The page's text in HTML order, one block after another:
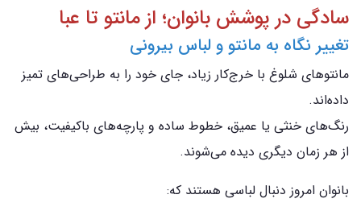
سادگی در پوشش بانوان؛ از مانتو تا عبا
تغییر نگاه به مانتو و لباس بیرونی
مانتوهای شلوغ با خرج‌کار زیاد، جای خود را به طراحی‌های تمیز
داده‌اند.
رنگ‌های خنثی یا عمیق، خطوط ساده و پارچه‌های باکیفیت، بیش
از هر زمان دیگری دیده می‌شوند.
بانوان امروز دنبال لباسی هستند که: